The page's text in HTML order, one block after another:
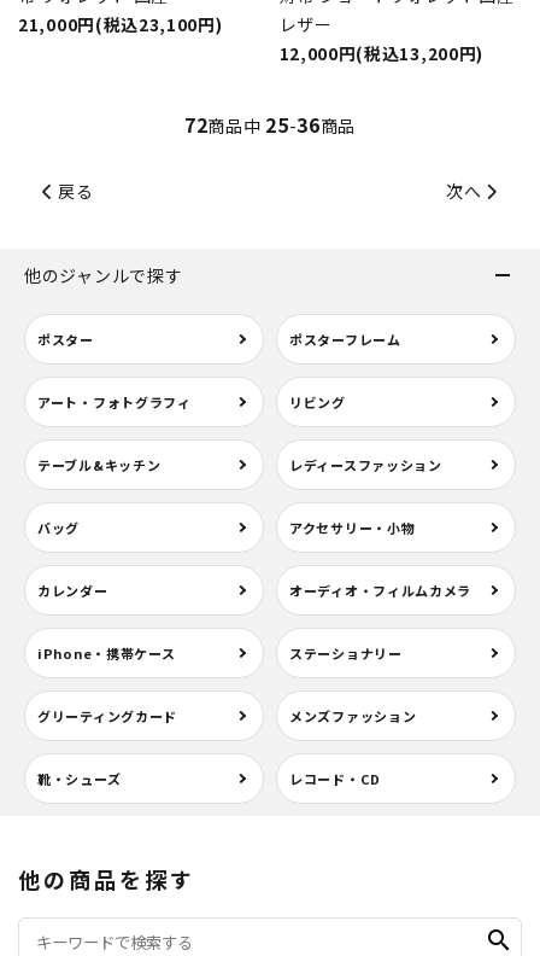
21,000円(税込23,100円)
レザー
12,000円(税込13,200円)
72商品中 25-36商品
戻る 次へ
他のジャンルで探す
ポスター ポスターフレーム
アート・フォトグラフィ リビング
テーブル&キッチン レディースファッション
バッグ アクセサリー・小物
カレンダー オーディオ・フィルムカメラ
iPhone・携帯ケース ステーショナリー
グリーティングカード メンズファッション
靴・シューズ レコード・CD
他の商品を探す
search